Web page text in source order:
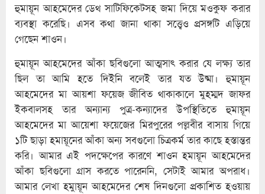
হুমায়ূন আহমেদের ডেথ সাটিফিকেটসহ জমা দিয়ে মওকুফ করার
ব্যবস্থা করেছি। এসব কথা জানা থাকা সত্ত্বেও প্রসঙ্গটি এড়িয়ে
গেছেন শাওন।
হুমায়ূন আহমেদের আঁকা ছবিগুলো আত্মসাৎ করার যে লক্ষ্য তার
ছিল তা আমি হতে দিইনি বলেই তার যত উষ্মা। হুমায়ূন
আহমেদের মা আয়শা ফয়েজ জীবিত থাকাকালে মুহম্মদ জাফর
ইকবালসহ তার অন্যান্য পুত্র-কন্যাদের উপস্থিতিতে হুমায়ূন
আহমেদের মা আয়েশা ফয়েজের মিরপুরের পল্লবীর বাসায় গিয়ে
১টি ছাড়া হমায়ূনের আঁকা অন্য সবগুলো চিত্রকর্ম তার কাছে হস্তান্তর
করি। আমার এই পদক্ষেপের কারণে শাওন হমায়ূন আহমেদের
আঁকা ছবিগুলো গ্রাস করতে পারেননি, সেটাই আমার অপরাধ।
আমার লেখা হমুায়ূন আহমেদের শেষ দিনগুলো প্রকাশিত হওয়ায়